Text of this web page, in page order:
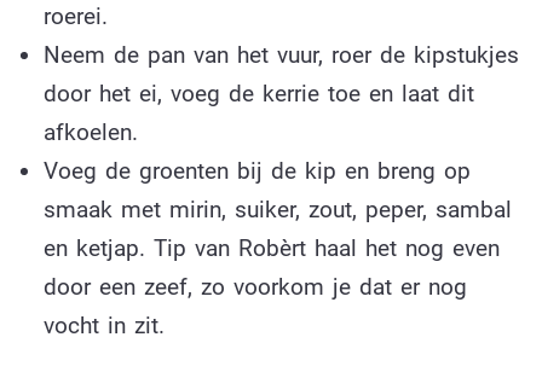
roerei.
Neem de pan van het vuur, roer de kipstukjes
door het ei, voeg de kerrie toe en laat dit
afkoelen.
Voeg de groenten bij de kip en breng op
smaak met mirin, suiker, zout, peper, sambal
en ketjap. Tip van Robèrt haal het nog even
door een zeef, zo voorkom je dat er nog
vocht in zit.